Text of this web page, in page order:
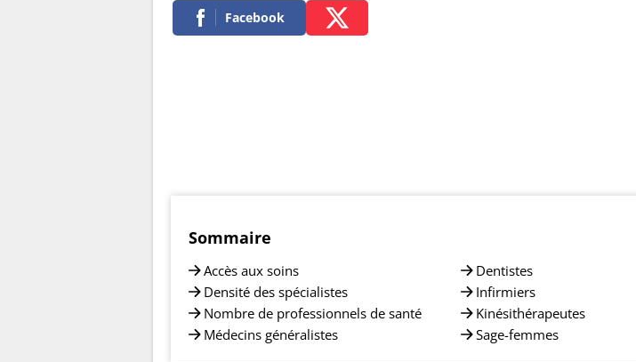
Facebook
Sommaire
Accès aux soins
Densité des spécialistes
Nombre de professionnels de santé
Médecins généralistes
Dentistes
Infirmiers
Kinésithérapeutes
Sage-femmes